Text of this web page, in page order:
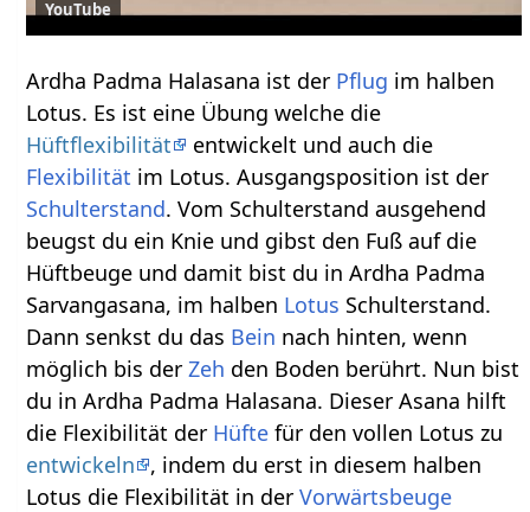
YouTube
Ardha Padma Halasana ist der Pflug im halben
Lotus. Es ist eine Übung welche die
Hüftflexibilität
entwickelt und auch die
Flexibilität im Lotus. Ausgangsposition ist der
Schulterstand. Vom Schulterstand ausgehend
beugst du ein Knie und gibst den Fuß auf die
Hüftbeuge und damit bist du in Ardha Padma
Sarvangasana, im halben Lotus Schulterstand.
Dann senkst du das Bein nach hinten, wenn
möglich bis derZeh den Boden berührt. Nun bist
du in Ardha Padma Halasana. Dieser Asana hilft
die Flexibilität der Hüfte für den vollen Lotus zu
entwickeln
, indem du erst in diesem halben
Lotus die Flexibilität in derVorwärtsbeuge